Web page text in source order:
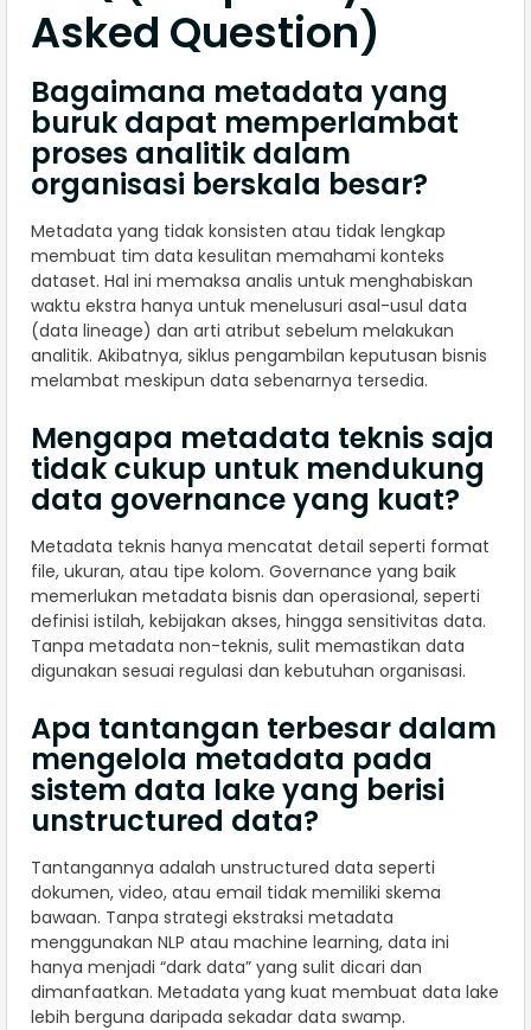
Asked Question)
Bagaimana metadata yang
buruk dapat memperlambat
proses analitik dalam
organisasi berskala besar?
Metadata yang tidak konsisten atau tidak lengkap
membuat tim data kesulitan memahami konteks
dataset. Hal ini memaksa analis untuk menghabiskan
waktu ekstra hanya untuk menelusuri asal-usul data
(data lineage) dan arti atribut sebelum melakukan
analitik. Akibatnya, siklus pengambilan keputusan bisnis
melambat meskipun data sebenarnya tersedia.
Mengapa metadata teknis saja
tidak cukup untuk mendukung
data governance yang kuat?
Metadata teknis hanya mencatat detail seperti format
file, ukuran, atau tipe kolom. Governance yang baik
memerlukan metadata bisnis dan operasional, seperti
definisi istilah, kebijakan akses, hingga sensitivitas data.
Tanpa metadata non-teknis, sulit memastikan data
digunakan sesuai regulasi dan kebutuhan organisasi.
Apa tantangan terbesar dalam
mengelola metadata pada
sistem data lake yang berisi
unstructured data?
Tantangannya adalah unstructured data seperti
dokumen, video, atau email tidak memiliki skema
bawaan. Tanpa strategi ekstraksi metadata
menggunakan NLP atau machine learning, data ini
hanya menjadi “dark data” yang sulit dicari dan
dimanfaatkan. Metadata yang kuat membuat data lake
lebih berguna daripada sekadar data swamp.